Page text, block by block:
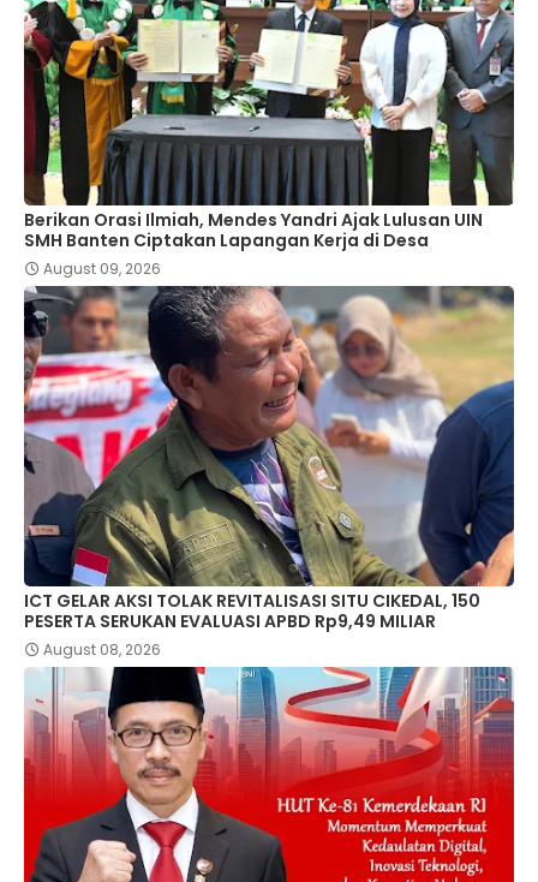
Berikan Orasi Ilmiah, Mendes Yandri Ajak Lulusan UIN
SMH Banten Ciptakan Lapangan Kerja di Desa
August 09, 2026
ICT GELAR AKSI TOLAK REVITALISASI SITU CIKEDAL, 150
PESERTA SERUKAN EVALUASI APBD Rp9,49 MILIAR
August 08, 2026